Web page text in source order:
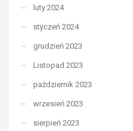
luty 2024
styczeń 2024
grudzień 2023
Listopad 2023
październik 2023
wrzesień 2023
sierpień 2023